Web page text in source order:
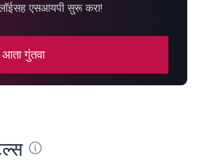
एसआयपी सुरू करा!
आता गुंतवा